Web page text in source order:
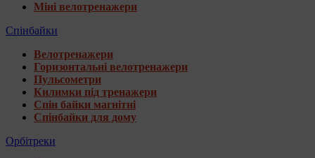
Міні велотренажери
Спінбайки
Велотренажери
Горизонтальні велотренажери
Пульсометри
Килимки під тренажери
Спін байки магнітні
Спінбайки для дому
Орбітреки